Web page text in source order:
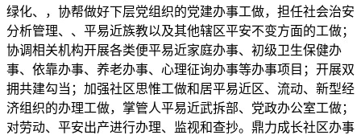
绿化、，协帮做好下层党组织的党建办事工做，担任社会治安
分析管理、、平易近族教以及其他辖区平安不变方面的工做；
协调相关机构开展各类便平易近家庭办事、初级卫生保健办
事、依靠办事、养老办事、心理征询办事等办事项目；开展双
拥共建勾当；加强社区思惟工做和居平易近区、流动、新型经
济组织的办理工做，掌管人平易近武拆部、党政办公室工做；
对劳动、平安出产进行办理、监视和查抄。鼎力成长社区办事